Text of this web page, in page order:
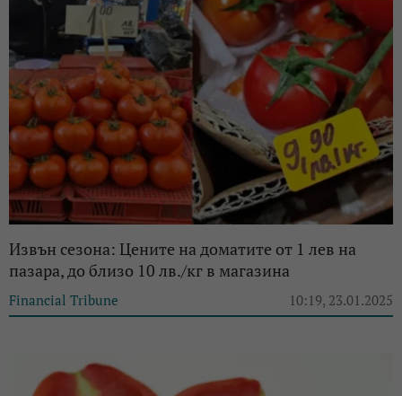
Извън сезона: Цените на доматите от 1 лев на
пазара, до близо 10 лв./кг в магазина
Financial Tribune 10:19, 23.01.2025